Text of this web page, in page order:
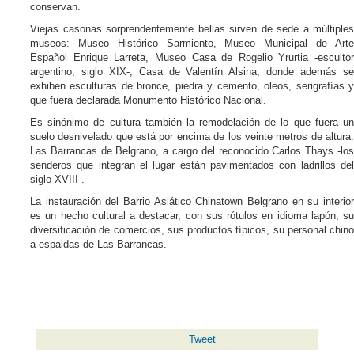
conservan.
Viejas casonas sorprendentemente bellas sirven de sede a múltiples
museos: Museo Histórico Sarmiento, Museo Municipal de Arte
Español Enrique Larreta, Museo Casa de Rogelio Yrurtia -escultor
argentino, siglo XIX-, Casa de Valentín Alsina, donde además se
exhiben esculturas de bronce, piedra y cemento, oleos, serigrafías y
que fuera declarada Monumento Histórico Nacional.
Es sinónimo de cultura también la remodelación de lo que fuera un
suelo desnivelado que está por encima de los veinte metros de altura:
Las Barrancas de Belgrano, a cargo del reconocido Carlos Thays -los
senderos que integran el lugar están pavimentados con ladrillos del
siglo XVIII-.
La instauración del Barrio Asiático Chinatown Belgrano en su interior
es un hecho cultural a destacar, con sus rótulos en idioma lapón, su
diversificación de comercios, sus productos típicos, su personal chino
a espaldas de Las Barrancas.
Tweet